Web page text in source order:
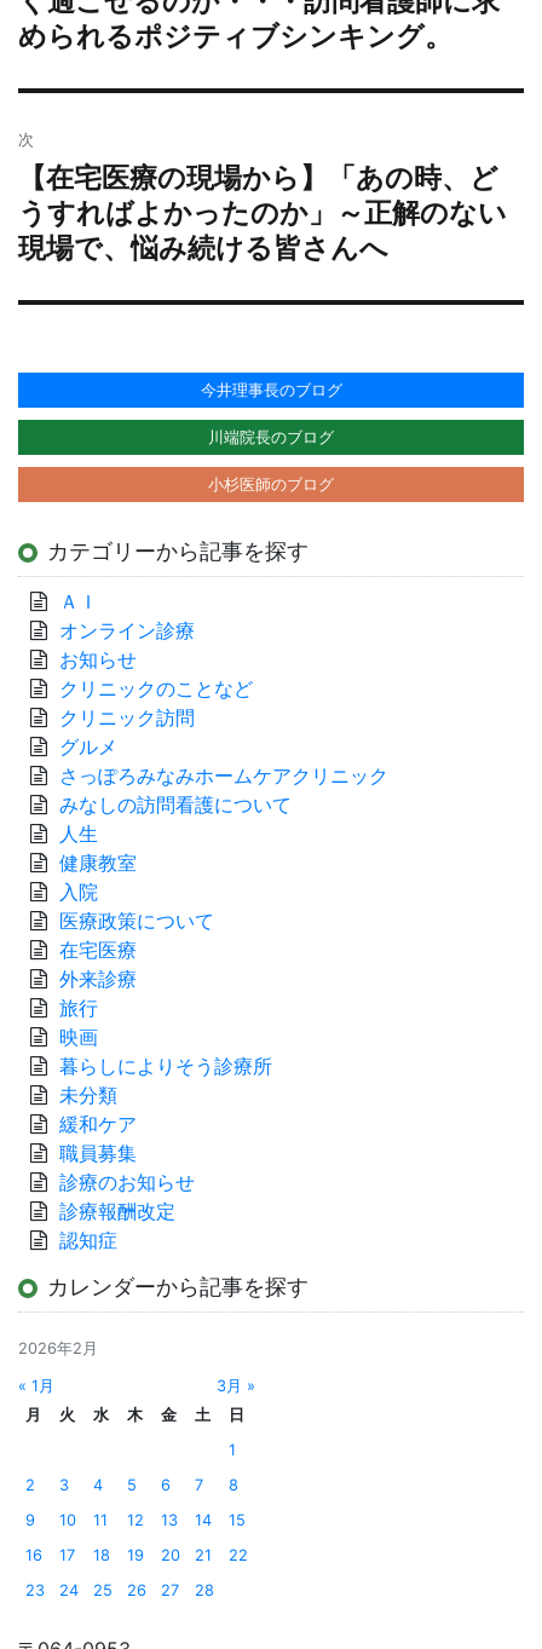
ゲ
ョ
ン
の
投
められるポジティブシンキング。
次
の
投
稿:
【在宅医療の現場から】「あの時、ど
うすればよかったのか」～正解のない
現場で、悩み続ける皆さんへ
今井理事長のブログ
川端院長のブログ
小杉医師のブログ
カテゴリーから記事を探す
ＡＩ
オンライン診療
お知らせ
クリニックのことなど
クリニック訪問
グルメ
さっぽろみなみホームケアクリニック
みなしの訪問看護について
人生
健康教室
入院
医療政策について
在宅医療
外来診療
旅行
映画
暮らしによりそう診療所
未分類
緩和ケア
職員募集
診療のお知らせ
診療報酬改定
認知症
カレンダーから記事を探す
2026年2月
« 1月
3月 »
月
火 水 木 金 土
日
1
2
3 4 5 6 7
8
9
10 11 12 13 14
15
16
17 18 19 20 21
22
23
24 25 26 27 28